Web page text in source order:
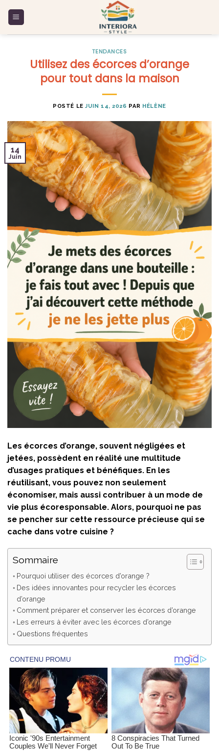
TENDANCES
Utilisez des écorces d’orange
pour tout dans la maison
POSTÉ LEJUIN 14, 2026 PAR HÉLÈNE
14
Juin
Les écorces d’orange, souvent négligées et
jetées, possèdent en réalité une multitude
d’usages pratiques et bénéfiques. En les
réutilisant, vous pouvez non seulement
économiser, mais aussi contribuer à un mode de
vie plus écoresponsable. Alors, pourquoi ne pas
se pencher sur cette ressource précieuse qui se
cache dans votre cuisine ?
Sommaire
Pourquoi utiliser des écorces d’orange ?
Des idées innovantes pour recycler les écorces
d’orange
Comment préparer et conserver les écorces d’orange
Les erreurs à éviter avec les écorces d’orange
Questions fréquentes